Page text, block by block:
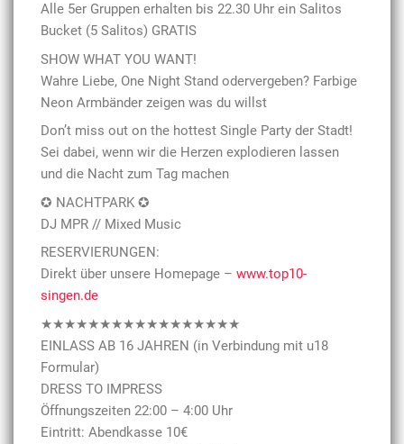
Alle 5er Gruppen erhalten bis 22.30 Uhr ein Salitos
Bucket (5 Salitos) GRATIS
SHOW WHAT YOU WANT!
Wahre Liebe, One Night Stand odervergeben? Farbige
Neon Armbänder zeigen was du willst
Don’t miss out on the hottest Single Party der Stadt!
Sei dabei, wenn wir die Herzen explodieren lassen
und die Nacht zum Tag machen
✪ NACHTPARK ✪
DJ MPR // Mixed Music
RESERVIERUNGEN:
Direkt über unsere Homepage – www.top10-
singen.de
★★★★★★★★★★★★★★★★★
EINLASS AB 16 JAHREN (in Verbindung mit u18
Formular)
DRESS TO IMPRESS
Öffnungszeiten 22:00 – 4:00 Uhr
Eintritt: Abendkasse 10€